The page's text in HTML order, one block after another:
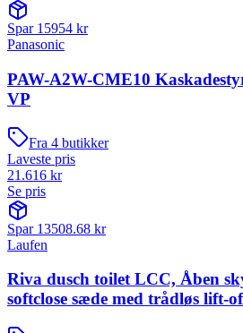
Spar 15954 kr
Panasonic
PAW-A2W-CME10
VP
Fra 4 butikker
Laveste pris
21.616 kr
Se pris
Spar 13508.68 kr
Laufen
Riva dusch toilet LCC, Åben
softclose sæde med trådløs lift-